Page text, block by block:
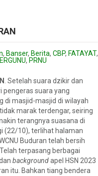
, Banser, Berita, CBP, FATAYAT,
, PRNU
. Setelah suara dzikir dan
pengeras suara yang
di masjid-masjid di wilayah
marak terdengar, seiring
terangnya suasana di
(22/10), terlihat halaman
Buduran telah bersih
terpasang berbagai
backgroundapel HSN 2023
itu. Bahkan tiang bendera